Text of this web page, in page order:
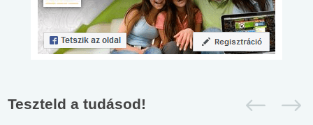
Teszteld a tudásod!